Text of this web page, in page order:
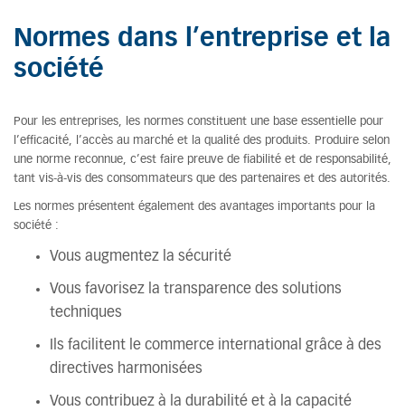
Normes dans l’entreprise et la
société
Pour les entreprises, les normes constituent une base essentielle pour
l’efficacité, l’accès au marché et la qualité des produits. Produire selon
une norme reconnue, c’est faire preuve de fiabilité et de responsabilité,
tant vis-à-vis des consommateurs que des partenaires et des autorités.
Les normes présentent également des avantages importants pour la
société :
Vous augmentez la sécurité
Vous favorisez la transparence des solutions
techniques
Ils facilitent le commerce international grâce à des
directives harmonisées
Vous contribuez à la durabilité et à la capacité